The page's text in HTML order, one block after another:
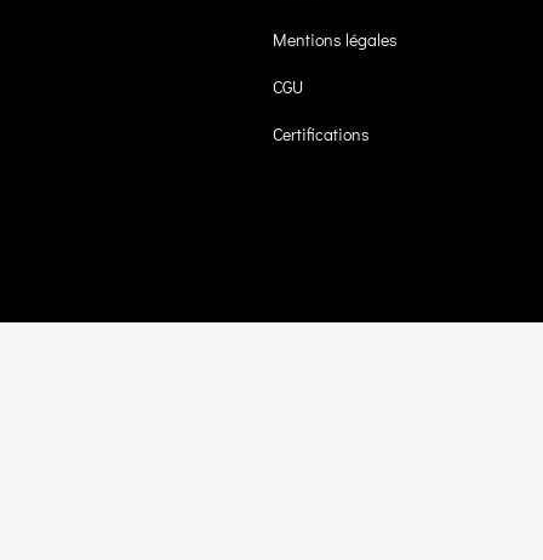
Mentions légales
CGU
Certifications